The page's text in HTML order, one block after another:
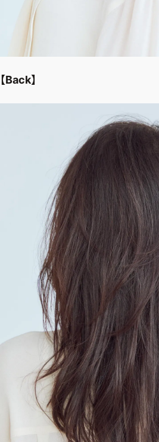
【Back】